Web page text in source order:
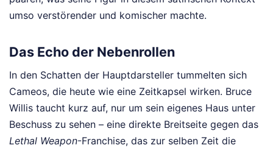
umso verstörender und komischer machte.
Das Echo der Nebenrollen
In den Schatten der Hauptdarsteller tummelten sich
Cameos, die heute wie eine Zeitkapsel wirken. Bruce
Willis taucht kurz auf, nur um sein eigenes Haus unter
Beschuss zu sehen – eine direkte Breitseite gegen das
Lethal Weapon-Franchise, das zur selben Zeit die